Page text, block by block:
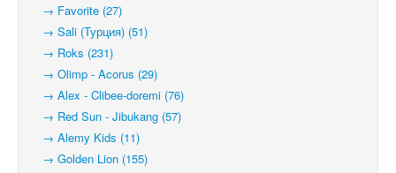
→ Favorite (27)
→ Sali (Турция) (51)
→ Roks (231)
→ Olimp - Acorus (29)
→ Alex - Clibee-doremi (76)
→ Red Sun - Jibukang (57)
→ Alemy Kids (11)
→ Golden Lion (155)